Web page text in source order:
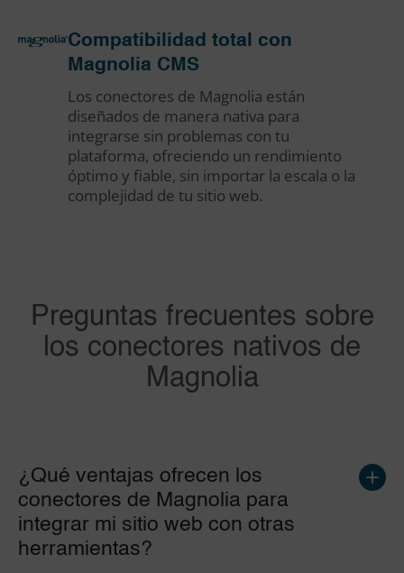
Compatibilidad total con
Magnolia CMS
Los conectores de Magnolia están
diseñados de manera nativa para
integrarse sin problemas con tu
plataforma, ofreciendo un rendimiento
óptimo y fiable, sin importar la escala o la
complejidad de tu sitio web.
Preguntas frecuentes sobre
los conectores nativos de
Magnolia
¿Qué ventajas ofrecen los
conectores de Magnolia para
integrar mi sitio web con otras
herramientas?